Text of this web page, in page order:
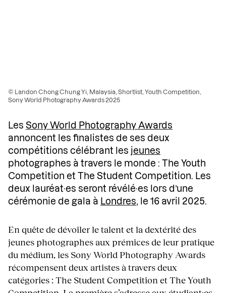
© Landon Chong Chung Yi, Malaysia, Shortlist, Youth Competition,
Sony World Photography Awards 2025
Les Sony World Photography Awards
annoncent les finalistes de ses deux
compétitions célébrant les jeunes
photographes à travers le monde : The Youth
Competition et The Student Competition. Les
deux lauréat·es seront révélé·es lors d’une
cérémonie de gala à Londres, le 16 avril 2025.
En quête de dévoiler le talent et la dextérité des
jeunes photographes aux prémices de leur pratique
du médium, les Sony World Photography Awards
récompensent deux artistes à travers deux
catégories : The Student Competition et The Youth